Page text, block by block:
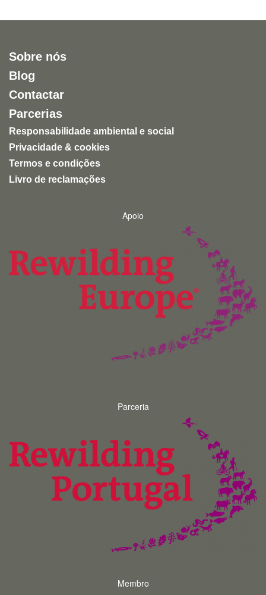
Sobre nós
Blog
Contactar
Parcerias
Responsabilidade ambiental e social
Privacidade & cookies
Termos e condições
Livro de reclamações
Apoio
Parceria
Membro